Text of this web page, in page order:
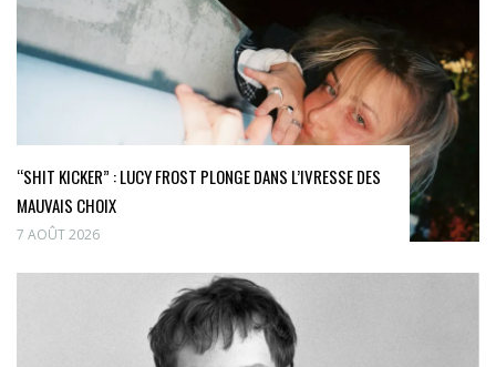
“SHIT KICKER” : LUCY FROST PLONGE DANS L’IVRESSE DES
MAUVAIS CHOIX
7 AOÛT 2026